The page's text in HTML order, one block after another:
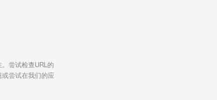
尝试检查URL的
尝试在我们的应